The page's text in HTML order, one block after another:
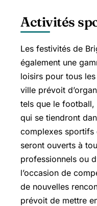
Activités
Les festivités de
également une
loisirs pour tous
ville prévoit
tels que le football,
qui se tiendront
complexes sportifs
seront ouverts à
professionnels ou
l’occasion de
de nouvelles
prévoit de mettre